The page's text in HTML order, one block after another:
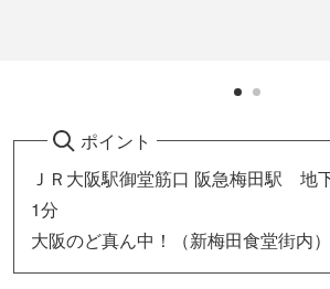
ポイント
ＪＲ大阪駅御堂筋口 阪急梅田駅 地
1分
大阪のど真ん中！（新梅田食堂街内）